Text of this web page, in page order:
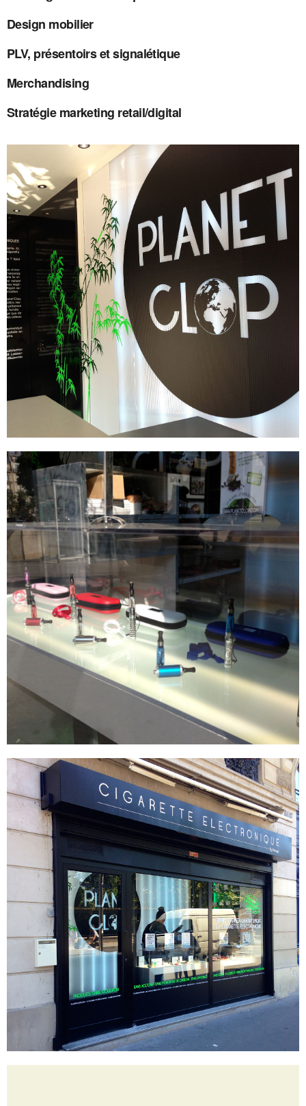
Design mobilier
PLV, présentoirs et signalétique
Merchandising
Stratégie marketing retail/digital